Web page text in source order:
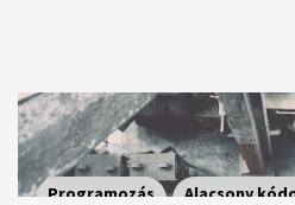
Programozás
Alacsony